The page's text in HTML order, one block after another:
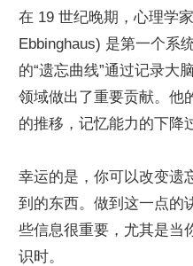
在 19 世纪晚期，心理学
Ebbinghaus) 是第一个系
的“遗忘曲线”通过记录大
领域做出了重要贡献。他
的推移，记忆能力的下降
幸运的是，你可以改变遗
到的东西。做到这一点的
些信息很重要，尤其是当
识时。